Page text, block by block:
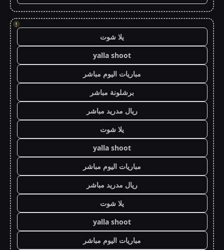
!
يلا شوت
yalla shoot
مباريات اليوم مباشر
برشلونة مباشر
ريال مدريد مباشر
يلا شوت
yalla shoot
مباريات اليوم مباشر
ريال مدريد مباشر
يلا شوت
yalla shoot
مباريات اليوم مباشر